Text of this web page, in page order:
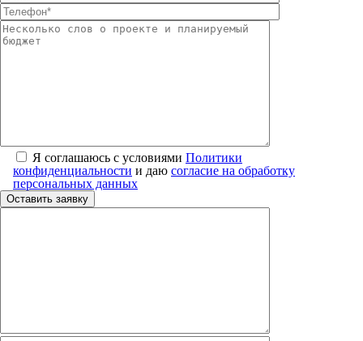
Я соглашаюсь с условиями Политики
конфиденциальности и даю согласие на обработку
персональных данных